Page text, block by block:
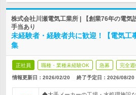
株式会社川瀬電気工業所 | 【創業76年の電気
手当あり
未経験者・経験者共に歓迎！【電気工
集
正社員 職種・業種未経験OK 急募 完全週
情報更新日：2026/02/20 終了予定日： 2026/08/20